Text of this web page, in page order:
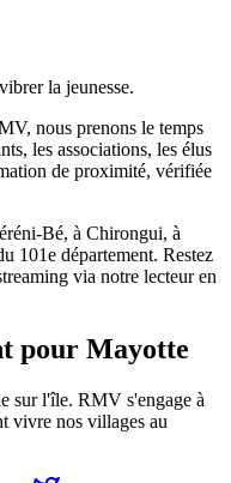
la jeunesse.
nous prenons le temps
les associations, les élus
de proximité, vérifiée
Bé, à Chirongui, à
101e département. Restez
via notre lecteur en
pour Mayotte
sur l'île. RMV s'engage à
vivre nos villages au